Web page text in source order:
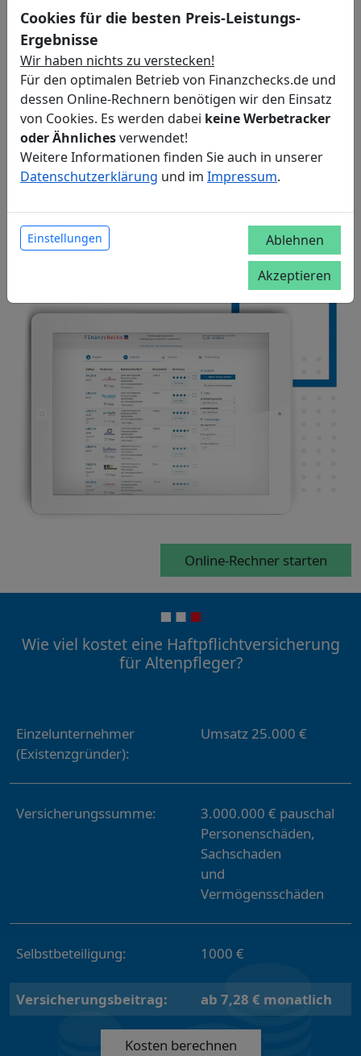
Leistungen in einemPflegeberufoder in einem
ambulanten Pflegedienst
Versicherungsschutz integrieren.
Deckt die Haftpflichtversicherung auch Schäden durch
Abhandenkommen von Sachen Ihrer Klienten? Was
passiert, wenn Sie eine Urlaubsvertretung zu Ihren
Kunden schicken und dann ein Schaden passiert? Im
Leistungsvergleich sehen Sie, ob der
enthält. Jeder Tarif wurde von unseren Experten unter
die Lupe genommen und mit bis zu fünf Sternen
bewertet.
Online-Rechner starten
Wie viel kostet eine Haftpflichtversicherung
für Altenpfleger?
Einzelunternehmer
(Existenzgründer):
Umsatz 25.000 €
Versicherungssumme:
3.000.000 € pauschal
Personenschäden,
Sachschaden
und
Vermögensschäden
Selbstbeteiligung: 1000 €
Versicherungsbeitrag: ab 7,28 € monatlich
Kosten berechnen
Cookies für die besten Preis-Leistungs-
Ergebnisse
Wir haben nichts zu verstecken!
Für den optimalen Betrieb von Finanzchecks.de und
dessen Online-Rechnern benötigen wir den Einsatz
von Cookies. Es werden dabei keine Werbetracker
oder Ähnlichesverwendet!
Weitere Informationen finden Sie auch in unserer
Datenschutzerklärung und im Impressum.
Einstellungen
Ablehnen
Akzeptieren